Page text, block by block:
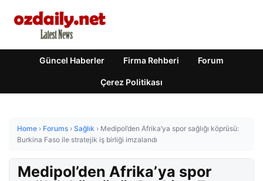
Güncel Haberler Firma Rehberi Forum
Çerez Politikası
Home › Forums › Sağlık › Medipol’den Afrika’ya spor sağlığı köprüsü:
Burkina Faso ile stratejik iş birliği imzalandı
Medipol’den Afrika’ya spor